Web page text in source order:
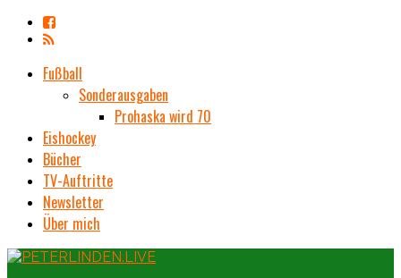
Fußball
Sonderausgaben
Prohaska wird 70
Eishockey
Bücher
TV-Auftritte
Newsletter
Über mich